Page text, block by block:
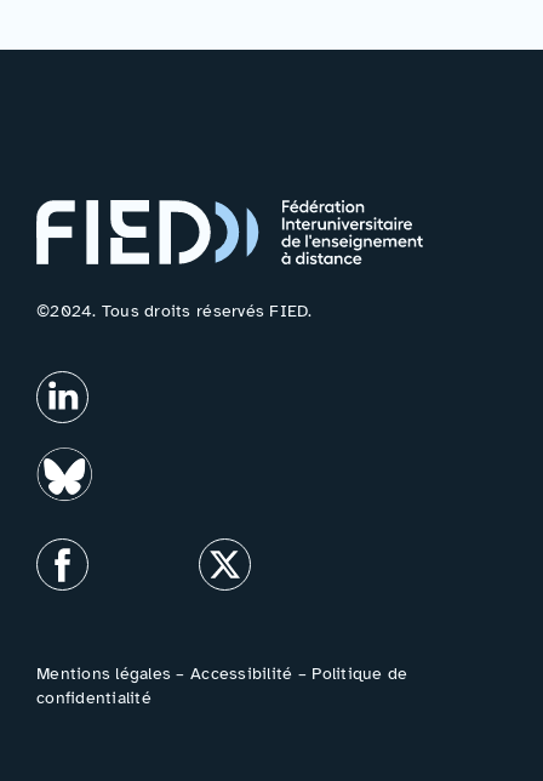
©2024. Tous droits réservés FIED.
Mentions légales –Accessibilité – Politique de
confidentialité